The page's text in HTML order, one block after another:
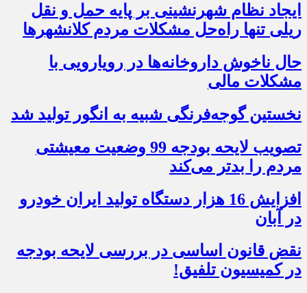
ایجاد نظام شهرنشینی بر پایه حمل و نقل
ریلی تنها راه‌حل مشکلات مردم کلانشهرها
حال ناخوش داروخانه‌ها در رویارویی با
مشکلات مالی
نخستین گوجه‌فرنگی شبیه به انگور تولید شد
تصویب لایحه بودجه 99 وضعیت معیشتی
مردم را بدتر می‌کند
افزایش 16 هزار دستگاه تولید ایران خودرو
در آبان
نقض قانون اساسی در بررسی لایحه بودجه
در کمیسیون تلفیق!